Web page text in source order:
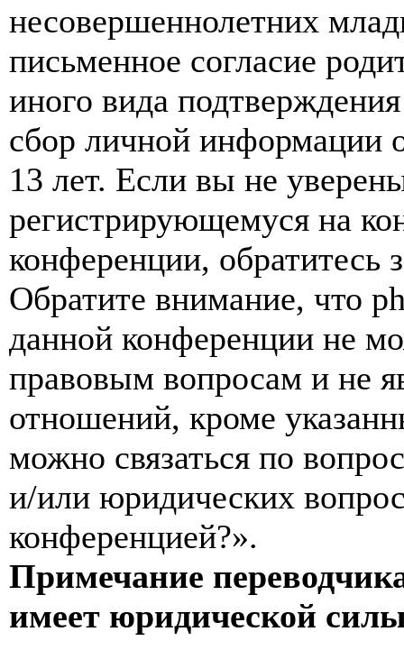
несовершеннолетних
письменное согласие
иного вида
сбор личной информации
13 лет. Если вы не
регистрирующемуся на
конференции, обратитесь
Обратите внимание, что
данной конференции не
правовым вопросам и не
отношений, кроме
можно связаться по
и/или юридических
конференцией?».
Примечание
имеет юридической